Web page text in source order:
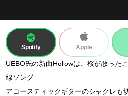
Spotify Apple
UEBO氏の新曲Hollowは、桜が散った
線ソング
アコースティックギターのシャクレも